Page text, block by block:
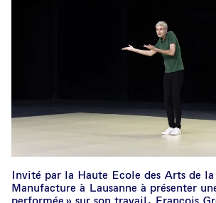
Invité par la Haute Ecole des Arts de la
Manufacture à Lausanne à présenter